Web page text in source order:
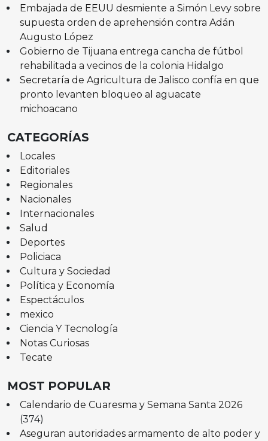
Embajada de EEUU desmiente a Simón Levy sobre
supuesta orden de aprehensión contra Adán
Augusto López
Gobierno de Tijuana entrega cancha de fútbol
rehabilitada a vecinos de la colonia Hidalgo
Secretaría de Agricultura de Jalisco confía en que
pronto levanten bloqueo al aguacate
michoacano
CATEGORÍAS
Locales
Editoriales
Regionales
Nacionales
Internacionales
Salud
Deportes
Policiaca
Cultura y Sociedad
Política y Economía
Espectáculos
mexico
Ciencia Y Tecnología
Notas Curiosas
Tecate
MOST POPULAR
Calendario de Cuaresma y Semana Santa 2026
(374)
Aseguran autoridades armamento de alto poder y